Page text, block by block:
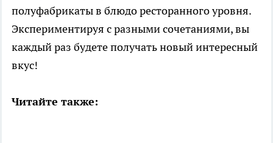
полуфабрикаты в блюдо ресторанного уровня.
Экспериментируя с разными сочетаниями, вы
каждый раз будете получать новый интересный
вкус!
Читайте также: